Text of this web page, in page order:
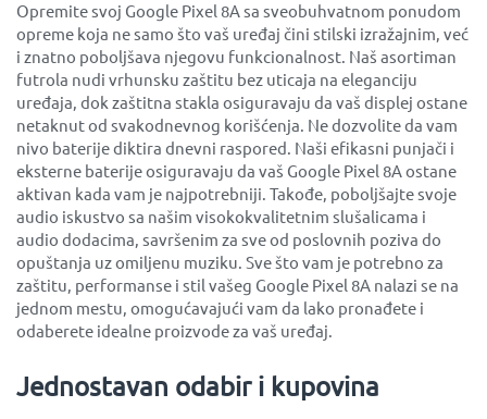
Opremite svoj Google Pixel 8A sa sveobuhvatnom ponudom
opreme koja ne samo što vaš uređaj čini stilski izražajnim, već
i znatno poboljšava njegovu funkcionalnost. Naš asortiman
futrola nudi vrhunsku zaštitu bez uticaja na eleganciju
uređaja, dok zaštitna stakla osiguravaju da vaš displej ostane
netaknut od svakodnevnog korišćenja. Ne dozvolite da vam
nivo baterije diktira dnevni raspored. Naši efikasni punjači i
eksterne baterije osiguravaju da vaš Google Pixel 8A ostane
aktivan kada vam je najpotrebniji. Takođe, poboljšajte svoje
audio iskustvo sa našim visokokvalitetnim slušalicama i
audio dodacima, savršenim za sve od poslovnih poziva do
opuštanja uz omiljenu muziku. Sve što vam je potrebno za
zaštitu, performanse i stil vašeg Google Pixel 8A nalazi se na
jednom mestu, omogućavajući vam da lako pronađete i
odaberete idealne proizvode za vaš uređaj.
Jednostavan odabir i kupovina